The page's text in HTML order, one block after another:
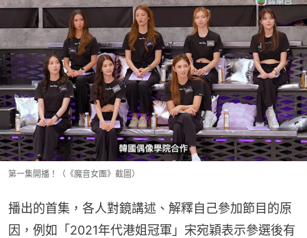
第一集開播！（《魔音女團》截圖）
播出的首集，各人對鏡講述、解釋自己參加節目的原
因，例如「2021年代港姐冠軍」宋宛穎表示參選後有